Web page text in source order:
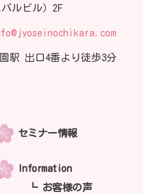
ルビル）2F
駅 出口4番より徒歩3分
セミナー情報
Information
お客様の声